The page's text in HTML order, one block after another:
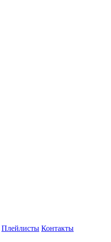
Плейлисты Контакты